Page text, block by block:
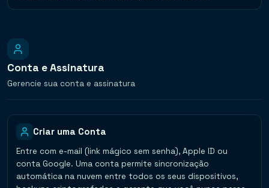
Conta e Assinatura
Gerencie sua conta e assinatura
Criar uma Conta
Entre com e-mail (link mágico sem senha), Apple ID ou
conta Google. Uma conta permite sincronização
automática na nuvem entre todos os seus dispositivos,